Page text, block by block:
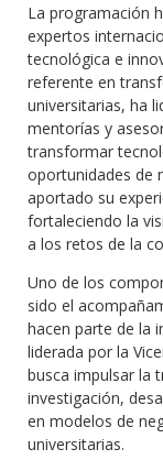
La programación
expertos
tecnológica e
referente en
universitarias, ha
mentorías y
transformar
oportunidades de
aportado su
fortaleciendo la
a los retos de la
Uno de los
sido el
hacen parte de la
liderada por la
busca impulsar la
investigación,
en modelos de
universitarias.